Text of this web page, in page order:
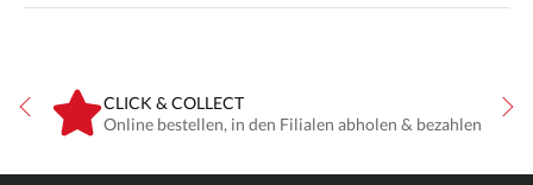
CLICK & COLLECT
Online bestellen, in den Filialen abholen & bezahlen